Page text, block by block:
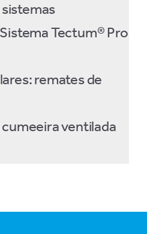
Tectum® Pro
remates de
ventilada